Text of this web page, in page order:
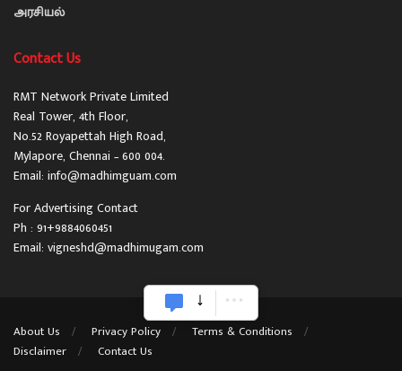
அரசியல்
Contact Us
RMT Network Private Limited
Real Tower, 4th Floor,
No.52 Royapettah High Road,
Mylapore, Chennai – 600 004.
Email: info@madhimguam.com
For Advertising Contact
Ph : 91+9884060451
Email: vigneshd@madhimugam.com
About Us Privacy Policy
Terms & Conditions
Disclaimer
Contact Us